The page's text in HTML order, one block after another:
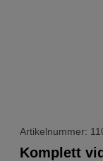
Artikelnummer:
Komplett